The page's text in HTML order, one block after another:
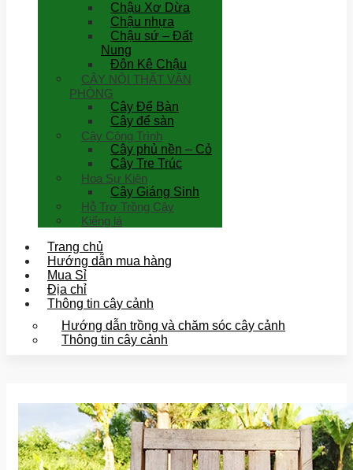
Chậu Xơ Dừa
Chậu nhựa
Chậu sứ – Đất
Nung
Đôn Kê Chậu
CÂY NỘI THẤT VĂN
PHÒNG
Cây Để Bàn
Cây để sàn
Cây Công Trình
Cây phủ nền – Cỏ
Cây Tre Trúc
Hoa Sự Kiện
Cây Giáng Sinh
Hỗ Trợ Trồng Cây
Kiểng lá
Trang chủ
Hướng dẫn mua hàng
Mua Sỉ
Địa chỉ
Thông tin cây cảnh
Hướng dẫn trồng và chăm sóc cây cảnh
Thông tin cây cảnh